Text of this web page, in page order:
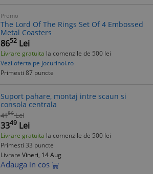
Promo
The Lord Of The Rings Set Of 4 Embossed
Metal Coasters
8652 Lei
Livrare gratuita la comenzile de 500 lei
Vezi oferta pe jocurinoi.ro
Primesti 87 puncte
Suport pahare, montaj intre scaun si
consola centrala
4186 Lei
3349 Lei
Livrare gratuita la comenzile de 500 lei
Primesti 33 puncte
Livrare Vineri, 14 Aug
Adauga in cos